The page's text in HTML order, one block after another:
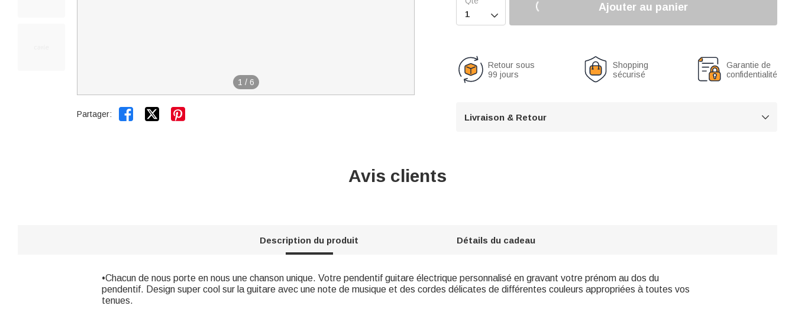
1 / 6
Partager:  

Ajouter au panier
Retour sous
99 jours
Shopping
sécurisé
Garantie de
confidentialité
Livraison & Retour 
Avis clients
Description du produit Détails du cadeau
•Chacun de nous porte en nous une chanson unique. Votre pendentif guitare électrique personnalisé en gravant votre prénom au dos du
pendentif. Design super cool sur la guitare avec une note de musique et des cordes délicates de différentes couleurs appropriées à toutes vos
tenues.